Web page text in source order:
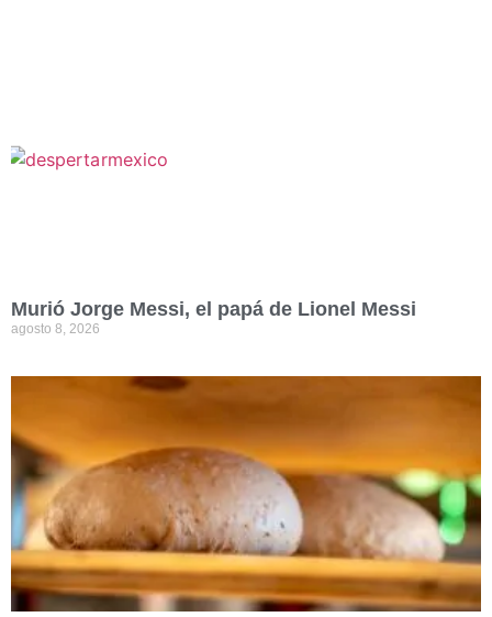
Murió Jorge Messi, el papá de Lionel Messi
agosto 8, 2026